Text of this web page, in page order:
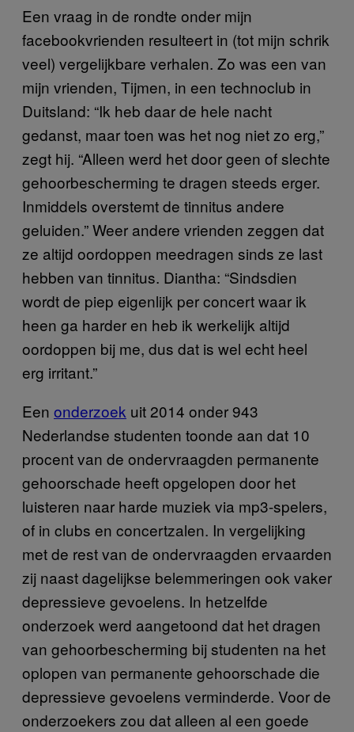
Een vraag in de rondte onder mijn
facebookvrienden resulteert in (tot mijn schrik
veel) vergelijkbare verhalen. Zo was een van
mijn vrienden, Tijmen, in een technoclub in
Duitsland: “Ik heb daar de hele nacht
gedanst, maar toen was het nog niet zo erg,”
zegt hij. “Alleen werd het door geen of slechte
gehoorbescherming te dragen steeds erger.
Inmiddels overstemt de tinnitus andere
geluiden.” Weer andere vrienden zeggen dat
ze altijd oordoppen meedragen sinds ze last
hebben van tinnitus. Diantha: “Sindsdien
wordt de piep eigenlijk per concert waar ik
heen ga harder en heb ik werkelijk altijd
oordoppen bij me, dus dat is wel echt heel
erg irritant.”
Een onderzoek uit 2014 onder 943
Nederlandse studenten toonde aan dat 10
procent van de ondervraagden permanente
gehoorschade heeft opgelopen door het
luisteren naar harde muziek via mp3-spelers,
of in clubs en concertzalen. In vergelijking
met de rest van de ondervraagden ervaarden
zij naast dagelijkse belemmeringen ook vaker
depressieve gevoelens. In hetzelfde
onderzoek werd aangetoond dat het dragen
van gehoorbescherming bij studenten na het
oplopen van permanente gehoorschade die
depressieve gevoelens verminderde. Voor de
onderzoekers zou dat alleen al een goede